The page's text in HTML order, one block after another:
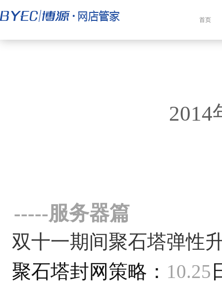
首页
2014
-----服务器篇
双十一期间聚石塔弹性
聚石塔封网策略： 10.25